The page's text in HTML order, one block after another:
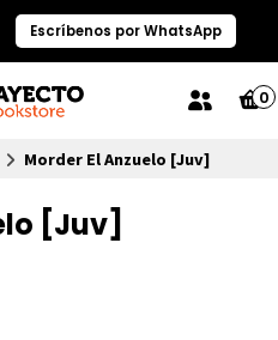
Escríbenos por WhatsApp
0
Morder El Anzuelo [Juv]
[Juv]